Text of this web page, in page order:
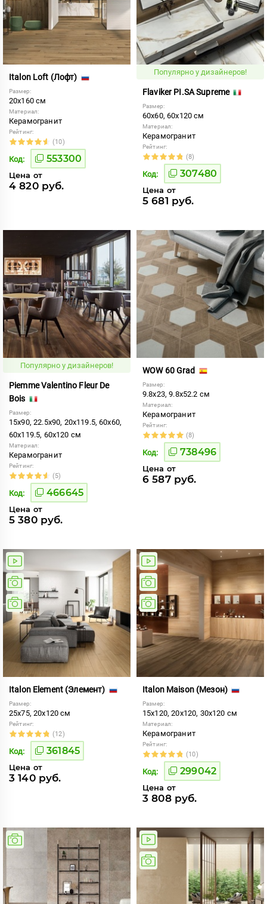
Italon Loft (Лофт)
Размер:
20x160 см
Материал:
Керамогранит
Рейтинг:
(10)
Код: 553300
Цена от
4 820 руб.
Популярно у дизайнеров!
Flaviker PI.SA Supreme
Размер:
60x60, 60x120 см
Материал:
Керамогранит
Рейтинг:
(8)
Код: 307480
Цена от
5 681 руб.
Популярно у дизайнеров!
Piemme Valentino Fleur De
Bois
Размер:
15x90, 22.5x90, 20x119.5, 60x60,
60x119.5, 60x120 см
Материал:
Керамогранит
Рейтинг:
(5)
Код: 466645
Цена от
5 380 руб.
WOW 60 Grad
Размер:
9.8x23, 9.8x52.2 см
Материал:
Керамогранит
Рейтинг:
(8)
Код: 738496
Цена от
6 587 руб.
Italon Element (Элемент)
Размер:
25x75, 20x120 см
Рейтинг:
(12)
Код: 361845
Цена от
3 140 руб.
Italon Maison (Мезон)
Размер:
15x120, 20x120, 30x120 см
Материал:
Керамогранит
Рейтинг:
(10)
Код: 299042
Цена от
3 808 руб.